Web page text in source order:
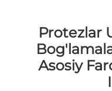
Protezlar
Asosiy